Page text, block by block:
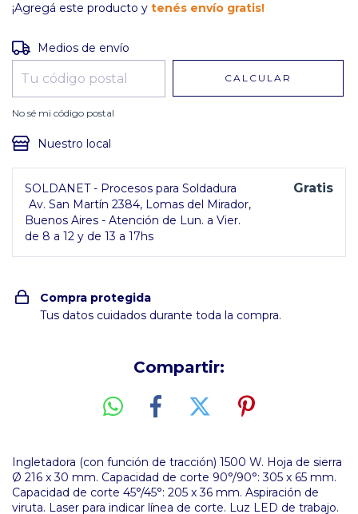
¡Agregá este producto y tenés envío gratis!
Entregas para el CP:
Medios de envío
CALCULAR
No sé mi código postal
Nuestro local
SOLDANET - Procesos para Soldadura
Av. San Martín 2384, Lomas del Mirador,
Buenos Aires - Atención de Lun. a Vier.
de 8 a 12 y de 13 a 17hs
Gratis
Compra protegida
Tus datos cuidados durante toda la compra.
Compartir:
Ingletadora (con función de tracción) 1500 W. Hoja de sierra
Ø 216 x 30 mm. Capacidad de corte 90°/90°: 305 x 65 mm.
Capacidad de corte 45°/45°: 205 x 36 mm. Aspiración de
viruta. Laser para indicar línea de corte. Luz LED de trabajo.